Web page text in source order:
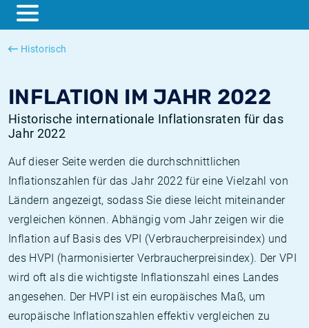
Historisch
INFLATION IM JAHR 2022
Historische internationale Inflationsraten für das
Jahr 2022
Auf dieser Seite werden die durchschnittlichen
Inflationszahlen für das Jahr 2022 für eine Vielzahl von
Ländern angezeigt, sodass Sie diese leicht miteinander
vergleichen können. Abhängig vom Jahr zeigen wir die
Inflation auf Basis des VPI (Verbraucherpreisindex) und
des HVPI (harmonisierter Verbraucherpreisindex). Der VPI
wird oft als die wichtigste Inflationszahl eines Landes
angesehen. Der HVPI ist ein europäisches Maß, um
europäische Inflationszahlen effektiv vergleichen zu
ESTER
SONIA
Deutsche inflation
Europäische inflation
Historische SOFR-Sätze
Historische SONIA-Sätze